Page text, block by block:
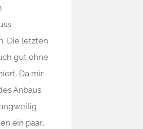
Die letzten
gut ohne
Da mir
Anbaus
ein paar...